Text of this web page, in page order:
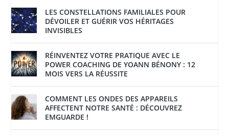
LES CONSTELLATIONS FAMILIALES POUR
DÉVOILER ET GUÉRIR VOS HÉRITAGES
INVISIBLES
RÉINVENTEZ VOTRE PRATIQUE AVEC LE
POWER COACHING DE YOANN BÉNONY : 12
MOIS VERS LA RÉUSSITE
COMMENT LES ONDES DES APPAREILS
AFFECTENT NOTRE SANTÉ : DÉCOUVREZ
EMGUARDE !